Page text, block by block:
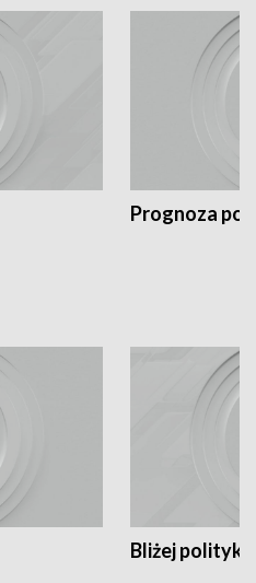
Prognoza
Bliżej polityki